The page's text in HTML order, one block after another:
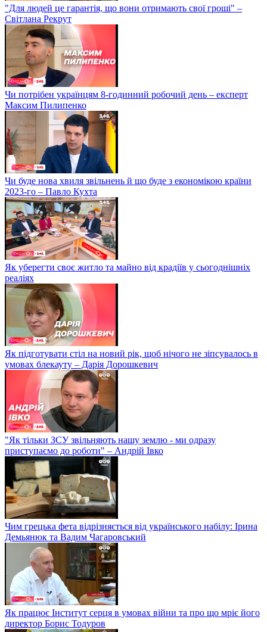
"Для людей це гарантія, що вони отримають свої гроші" –
Світлана Рекрут
Чи потрібен українцям 8-годинний робочий день – експерт
Максим Пилипенко
Чи буде нова хвиля звільнень й що буде з економікою країни
2023-го – Павло Кухта
Як уберегти своє житло та майно від крадіїв у сьогоднішніх
реаліях
Як підготувати стіл на новий рік, щоб нічого не зіпсувалось в
умовах блекауту – Дарія Дорошкевич
"Як тільки ЗСУ звільняють нашу землю - ми одразу
приступаємо до роботи" – Андрій Івко
Чим грецька фета відрізняється від українського набілу: Ірина
Демьянюк та Вадим Чагаровський
Як працює Інститут серця в умовах війни та про що мріє його
директор Борис Тодуров